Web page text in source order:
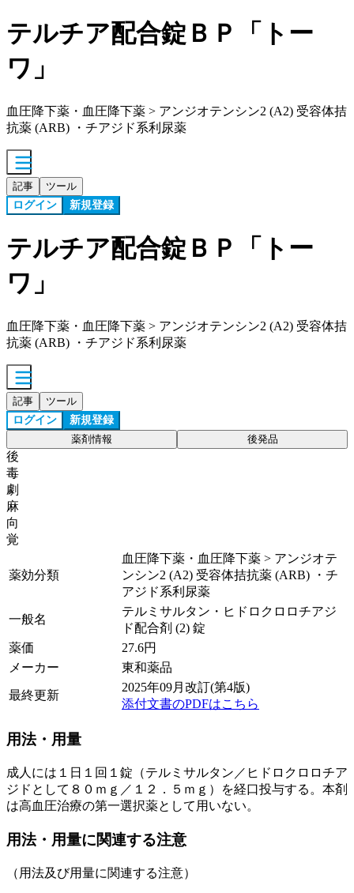
テルチア配合錠ＢＰ「トー
ワ」
血圧降下薬・血圧降下薬 > アンジオテンシン2 (A2) 受容体拮
抗薬 (ARB) ・チアジド系利尿薬
記事 ツール
ログイン 新規登録
テルチア配合錠ＢＰ「トー
ワ」
血圧降下薬・血圧降下薬 > アンジオテンシン2 (A2) 受容体拮
抗薬 (ARB) ・チアジド系利尿薬
記事 ツール
ログイン 新規登録
薬剤情報 後発品
後
毒
劇
麻
向
覚
薬効分類
血圧降下薬・血圧降下薬 > アンジオテ
ンシン2 (A2) 受容体拮抗薬 (ARB) ・チ
アジド系利尿薬
一般名
テルミサルタン・ヒドロクロロチアジ
ド配合剤 (2) 錠
薬価
27.6円
メーカー
東和薬品
最終更新
2025年09月改訂(第4版)
添付文書のPDFはこちら
用法・用量
成人には１日１回１錠（テルミサルタン／ヒドロクロロチア
ジドとして８０ｍｇ／１２．５ｍｇ）を経口投与する。本剤
は高血圧治療の第一選択薬として用いない。
用法・用量に関連する注意
（用法及び用量に関連する注意）